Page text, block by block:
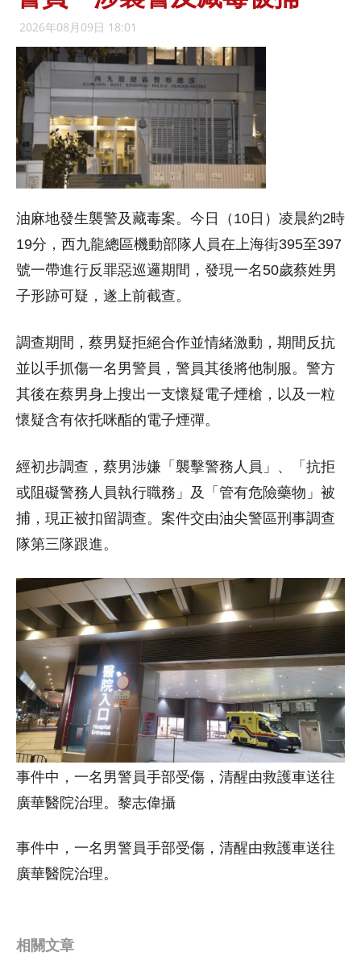
2026年08月09日 18:01
油麻地發生襲警及藏毒案。今日（10日）凌晨約2時
19分，西九龍總區機動部隊人員在上海街395至397
號一帶進行反罪惡巡邏期間，發現一名50歲蔡姓男
子形跡可疑，遂上前截查。
調查期間，蔡男疑拒絕合作並情緒激動，期間反抗
並以手抓傷一名男警員，警員其後將他制服。警方
其後在蔡男身上搜出一支懷疑電子煙槍，以及一粒
懷疑含有依托咪酯的電子煙彈。
經初步調查，蔡男涉嫌「襲擊警務人員」、「抗拒
或阻礙警務人員執行職務」及「管有危險藥物」被
捕，現正被扣留調查。案件交由油尖警區刑事調查
隊第三隊跟進。
事件中，一名男警員手部受傷，清醒由救護車送往
廣華醫院治理。黎志偉攝
事件中，一名男警員手部受傷，清醒由救護車送往
廣華醫院治理。
相關文章